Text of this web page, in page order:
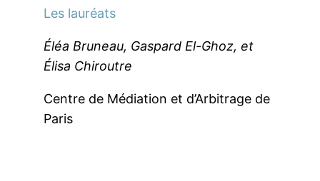
Les lauréats
Éléa Bruneau, Gaspard El-Ghoz, et
Élisa Chiroutre
Centre de Médiation et d’Arbitrage de
Paris